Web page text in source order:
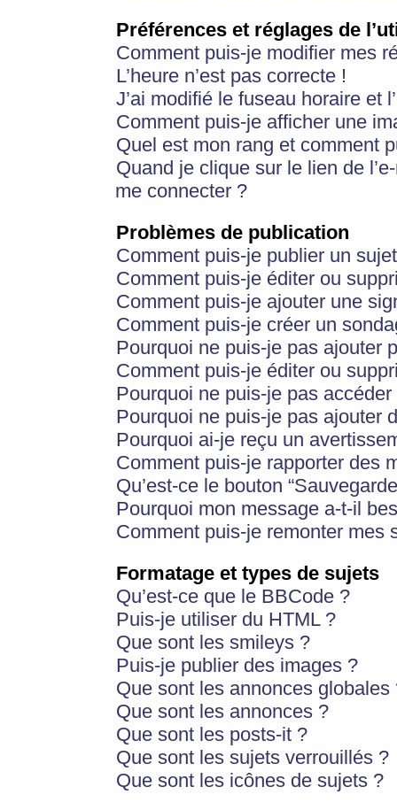
Préférences et réglages de
Comment puis-je modifier mes
L’heure n’est pas correcte !
J’ai modifié le fuseau horaire et
Comment puis-je afficher une
Quel est mon rang et comment
Quand je clique sur le lien de
me connecter ?
Problèmes de publication
Comment puis-je publier un
Comment puis-je éditer ou
Comment puis-je ajouter une
Comment puis-je créer un
Pourquoi ne puis-je pas ajouter
Comment puis-je éditer ou
Pourquoi ne puis-je pas
Pourquoi ne puis-je pas ajouter
Pourquoi ai-je reçu un
Comment puis-je rapporter des
Qu’est-ce le bouton
Pourquoi mon message a-t-il
Comment puis-je remonter mes
Formatage et types de sujets
Qu’est-ce que le BBCode ?
Puis-je utiliser du HTML ?
Que sont les smileys ?
Puis-je publier des images ?
Que sont les annonces globales
Que sont les annonces ?
Que sont les posts-it ?
Que sont les sujets verrouillés ?
Que sont les icônes de sujets ?